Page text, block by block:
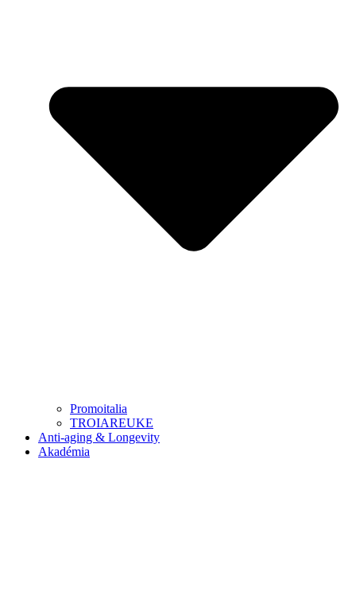
Promoitalia
TROIAREUKE
Anti-aging & Longevity
Akadémia